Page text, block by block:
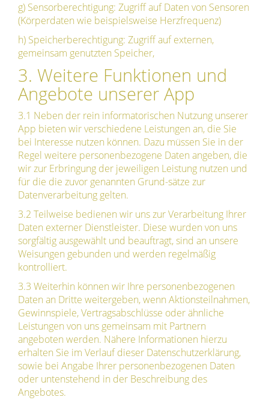
g) Sensorberechtigung: Zugriff auf Daten von Sensoren
(Körperdaten wie beispielsweise Herzfrequenz)
h) Speicherberechtigung: Zugriff auf externen,
gemeinsam genutzten Speicher,
3. Weitere Funktionen und
Angebote unserer App
3.1 Neben der rein informatorischen Nutzung unserer
App bieten wir verschiedene Leistungen an, die Sie
bei Interesse nutzen können. Dazu müssen Sie in der
Regel weitere personenbezogene Daten angeben, die
wir zur Erbringung der jeweiligen Leistung nutzen und
für die die zuvor genannten Grund-sätze zur
Datenverarbeitung gelten.
3.2 Teilweise bedienen wir uns zur Verarbeitung Ihrer
Daten externer Dienstleister. Diese wurden von uns
sorgfältig ausgewählt und beauftragt, sind an unsere
Weisungen gebunden und werden regelmäßig
kontrolliert.
3.3 Weiterhin können wir Ihre personenbezogenen
Daten an Dritte weitergeben, wenn Aktionsteilnahmen,
Gewinnspiele, Vertragsabschlüsse oder ähnliche
Leistungen von uns gemeinsam mit Partnern
angeboten werden. Nähere Informationen hierzu
erhalten Sie im Verlauf dieser Datenschutzerklärung,
sowie bei Angabe Ihrer personenbezogenen Daten
oder untenstehend in der Beschreibung des
Angebotes.